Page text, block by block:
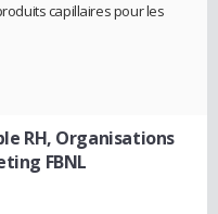
capillaires pour les
RH, Organisations
FBNL